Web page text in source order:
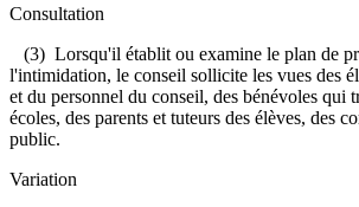
Consultation
(3) Lorsqu'il établit ou examine le plan de
l'intimidation, le conseil sollicite les vues des
et du personnel du conseil, des bénévoles qui
écoles, des parents et tuteurs des élèves, des
public.
Variation